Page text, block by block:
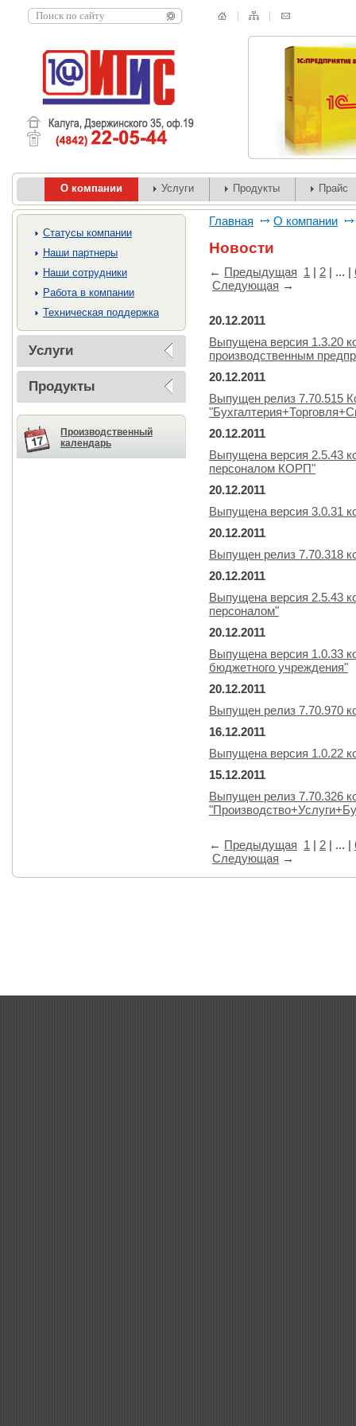
О компании Услуги Продукты Прайс
Cтатусы компании
Наши партнеры
Наши сотрудники
Работа в компании
Техническая поддержка
Услуги
Продукты
Производственный
календарь
Главная О компании
Новости
← Предыдущая 1 | 2 | ... |
Следующая →
20.12.2011
Выпущена версия 1.3.20
производственным
20.12.2011
Выпущен релиз 7.70.515
20.12.2011
Выпущена версия 2.5.43
персоналом КОРП"
20.12.2011
Выпущена версия 3.0.31
20.12.2011
Выпущен релиз 7.70.318
20.12.2011
Выпущена версия 2.5.43
персоналом"
20.12.2011
Выпущена версия 1.0.33
бюджетного учреждения"
20.12.2011
Выпущен релиз 7.70.970
16.12.2011
Выпущена версия 1.0.22
15.12.2011
Выпущен релиз 7.70.326
← Предыдущая 1 | 2 | ... |
Следующая →